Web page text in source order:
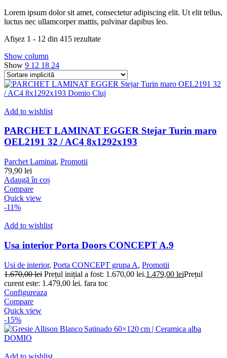
Lorem ipsum dolor sit amet, consectetur adipiscing elit. Ut elit tellus,
luctus nec ullamcorper mattis, pulvinar dapibus leo.
Afișez 1 - 12 din 415 rezultate
Show column
Show 9 12 18 24
Add to wishlist
PARCHET LAMINAT EGGER Stejar Turin maro
OEL2191 32 / AC4 8x1292x193
Parchet Laminat, Promotii
79,90 lei
Adaugă în coș
Compare
Quick view
-11%
Add to wishlist
Usa interior Porta Doors CONCEPT A.9
Usi de interior, Porta CONCEPT grupa A, Promotii
1.670,00lei Prețul inițial a fost: 1.670,00 lei.1.479,00 leiPrețul
curent este: 1.479,00 lei. fara toc
Configureaza
Compare
Quick view
-15%
Add to wishlist